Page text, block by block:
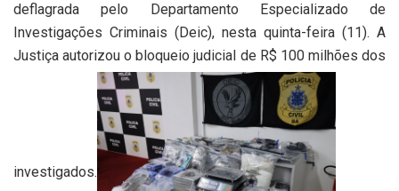
deflagrada pelo Departamento Especializado de
Investigações Criminais (Deic), nesta quinta-feira (11). A
Justiça autorizou o bloqueio judicial de R$ 100 milhões dos
investigados.